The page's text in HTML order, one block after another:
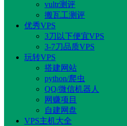
vultr测评
搬瓦工测评
优秀VPS
3刀以下便宜VPS
3-7刀品质VPS
玩转VPS
搭建网站
python/爬虫
QQ/微信机器人
网赚项目
自建网盘
VPS主机大全